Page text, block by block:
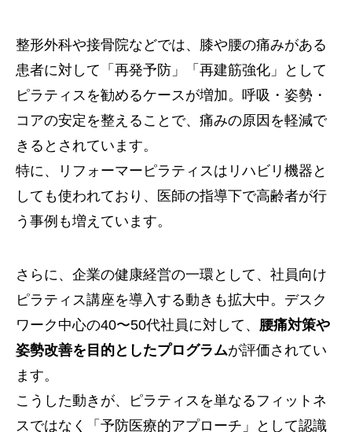
整形外科や接骨院などでは、膝や腰の痛みがある
患者に対して「再発予防」「再建筋強化」として
ピラティスを勧めるケースが増加。呼吸・姿勢・
コアの安定を整えることで、痛みの原因を軽減で
きるとされています。
特に、リフォーマーピラティスはリハビリ機器と
しても使われており、医師の指導下で高齢者が行
う事例も増えています。
さらに、企業の健康経営の一環として、社員向け
ピラティス講座を導入する動きも拡大中。デスク
ワーク中心の40〜50代社員に対して、 腰痛対策や
姿勢改善を目的としたプログラムが評価されてい
ます。
こうした動きが、ピラティスを単なるフィットネ
スではなく「予防医療的アプローチ」として認識